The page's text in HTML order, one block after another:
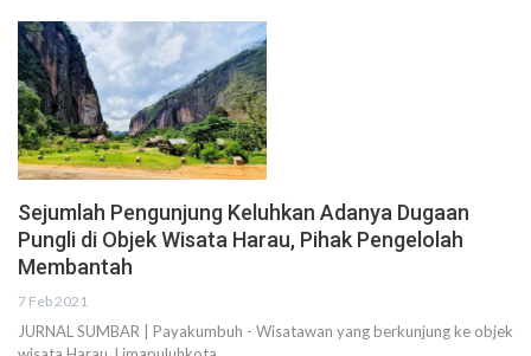
Sejumlah Pengunjung Keluhkan Adanya Dugaan
Pungli di Objek Wisata Harau, Pihak Pengelolah
Membantah
7 Feb 2021
JURNAL SUMBAR | Payakumbuh - Wisatawan yang berkunjung ke objek